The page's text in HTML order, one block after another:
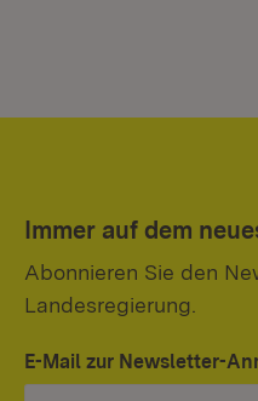
Immer auf dem
Abonnieren Sie den
Landesregierung.
E-Mail zur Newsletter-